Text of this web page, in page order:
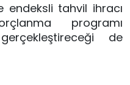
endeksli tahvil ihracı
programı
de